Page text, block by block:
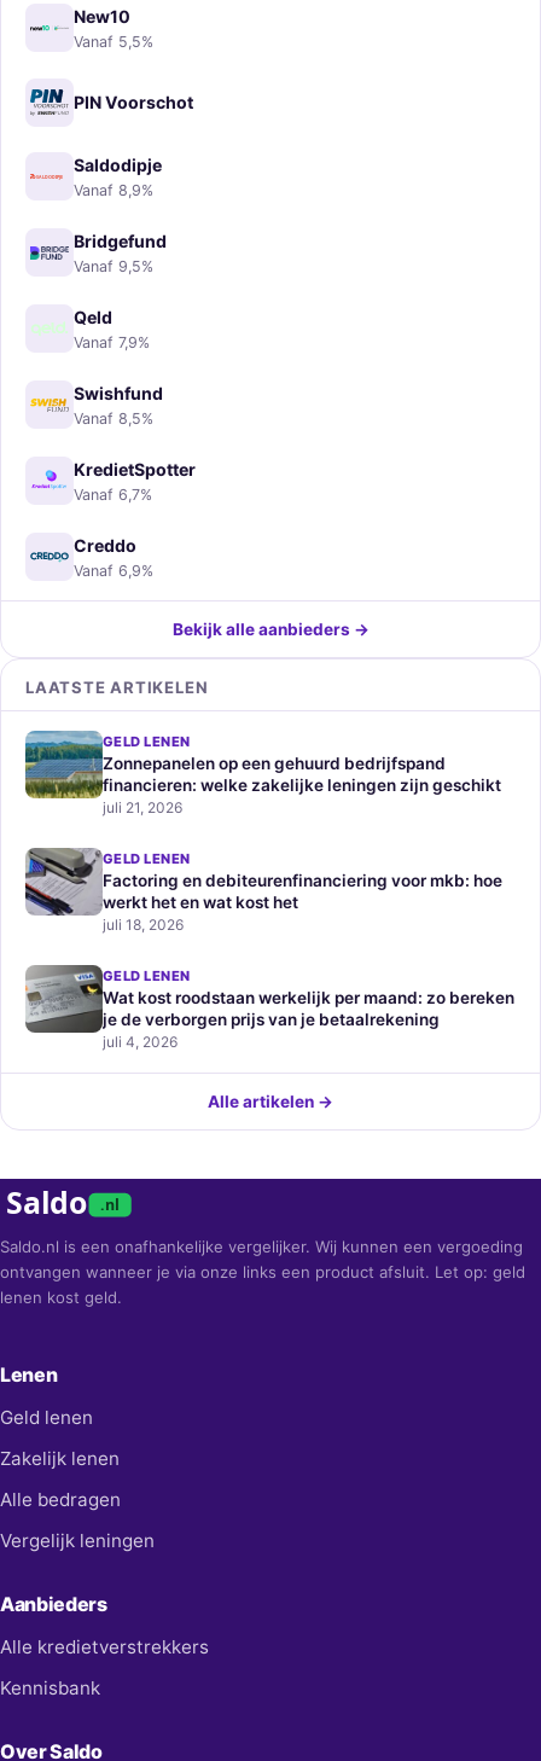
New10
Vanaf 5,5%
PIN Voorschot
Saldodipje
Vanaf 8,9%
Bridgefund
Vanaf 9,5%
Qeld
Vanaf 7,9%
Swishfund
Vanaf 8,5%
KredietSpotter
Vanaf 6,7%
Creddo
Vanaf 6,9%
Bekijk alle aanbieders →
LAATSTE ARTIKELEN
GELD LENEN
Zonnepanelen op een gehuurd bedrijfspand
financieren: welke zakelijke leningen zijn geschikt
juli 21, 2026
GELD LENEN
Factoring en debiteurenfinanciering voor mkb: hoe
werkt het en wat kost het
juli 18, 2026
GELD LENEN
Wat kost roodstaan werkelijk per maand: zo bereken
je de verborgen prijs van je betaalrekening
juli 4, 2026
Alle artikelen →
Saldo .nl
Saldo.nl is een onafhankelijke vergelijker. Wij kunnen een vergoeding
ontvangen wanneer je via onze links een product afsluit. Let op: geld
lenen kost geld.
Lenen
Geld lenen
Zakelijk lenen
Alle bedragen
Vergelijk leningen
Aanbieders
Alle kredietverstrekkers
Kennisbank
Over Saldo